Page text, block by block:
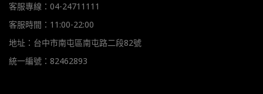
客服專線：04-24711111
客服時間：11:00-22:00
地址：台中市南屯區南屯路二段82號
統一編號：82462893